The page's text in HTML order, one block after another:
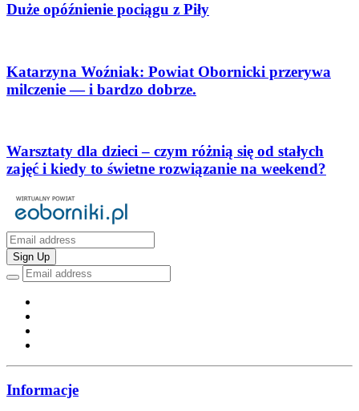
Duże opóźnienie pociągu z Piły
Katarzyna Woźniak: Powiat Obornicki przerywa
milczenie — i bardzo dobrze.
Warsztaty dla dzieci – czym różnią się od stałych
zajęć i kiedy to świetne rozwiązanie na weekend?
Sign Up
Informacje